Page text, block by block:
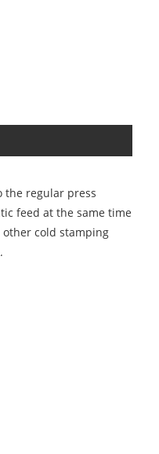
the regular press
feed at the same time
cold stamping